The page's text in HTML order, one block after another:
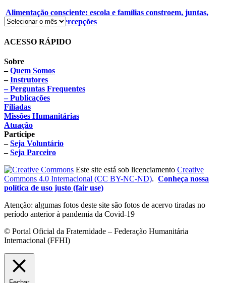
Alimentação consciente: escola e famílias constroem, juntas,
novos hábitos e percepções
ACESSO RÁPIDO
Sobre
–Quem Somos
–Instrutores
– Perguntas Frequentes
– Publicações
Filiadas
Missões Humanitárias
Atuação
Participe
–Seja Voluntário
–Seja Parceiro
Este site está sob licenciamento Creative
Commons 4.0 Internacional (CC BY-NC-ND). Conheça nossa
política de uso justo (fair use)
Atenção: algumas fotos deste site são fotos de acervo tiradas no
período anterior à pandemia da Covid-19
© Portal Oficial da Fraternidade – Federação Humanitária
Internacional (FFHI)